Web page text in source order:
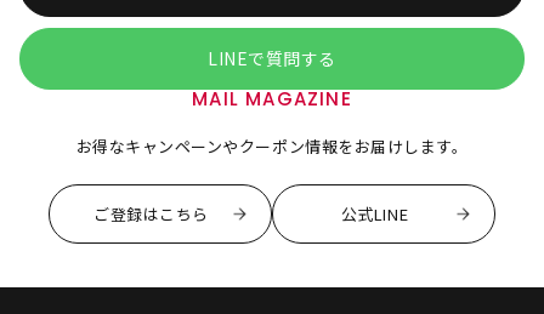
LINEで質問する
MAIL MAGAZINE
お得なキャンペーンやクーポン情報をお届けします。
ご登録はこちら 公式LINE